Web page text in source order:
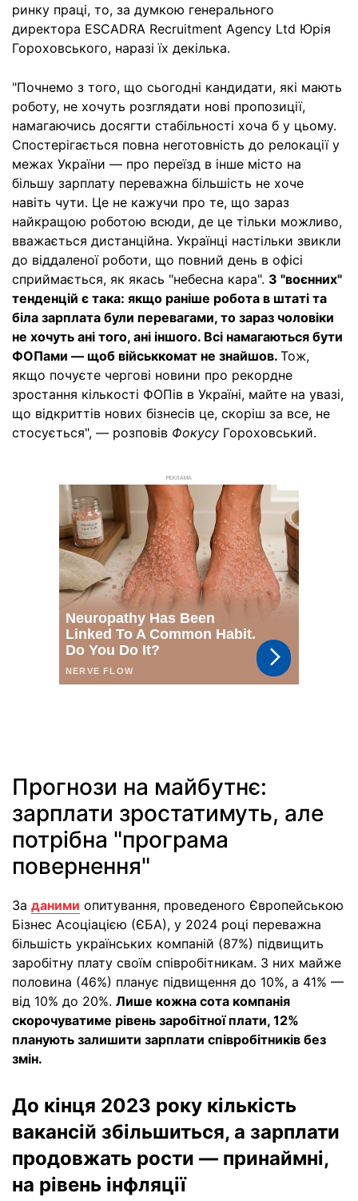
ринку праці, то, за думкою генерального
директора ESCADRA Recruitment Agency Ltd Юрія
Гороховського, наразі їх декілька.
"Почнемо з того, що сьогодні кандидати, які мають
роботу, не хочуть розглядати нові пропозиції,
намагаючись досягти стабільності хоча б у цьому.
Спостерігається повна неготовність до релокації у
межах України — про переїзд в інше місто на
більшу зарплату переважна більшість не хоче
навіть чути. Це не кажучи про те, що зараз
найкращою роботою всюди, де це тільки можливо,
вважається дистанційна. Українці настільки звикли
до віддаленої роботи, що повний день в офісі
сприймається, як якась "небесна кара". З "воєнних"
тенденцій є така: якщо раніше робота в штаті та
біла зарплата були перевагами, то зараз чоловіки
не хочуть ані того, ані іншого. Всі намагаються бути
ФОПами — щоб військкомат не знайшов. Тож,
якщо почуєте чергові новини про рекордне
зростання кількості ФОПів в Україні, майте на увазі,
що відкриттів нових бізнесів це, скоріш за все, не
стосується", — розповів Фокусу Гороховський.
РЕКЛАМА
Прогнози на майбутнє:
зарплати зростатимуть, але
потрібна "програма
повернення"
За даними опитування, проведеного Європейською
Бізнес Асоціацією (ЄБА), у 2024 році переважна
більшість українських компаній (87%) підвищить
заробітну плату своїм співробітникам. З них майже
половина (46%) планує підвищення до 10%, а 41% —
від 10% до 20%. Лише кожна сота компанія
скорочуватиме рівень заробітної плати, 12%
планують залишити зарплати співробітників без
змін.
До кінця 2023 року кількість
вакансій збільшиться, а зарплати
продовжать рости — принаймні,
на рівень інфляції